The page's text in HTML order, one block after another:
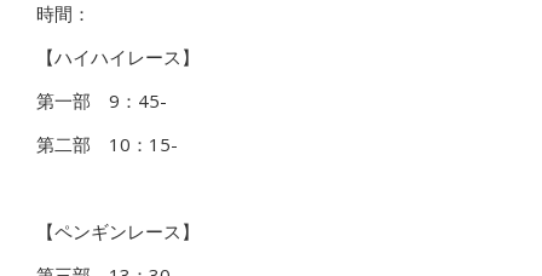
時間：
【ハイハイレース】
第一部 9：45-
第二部 10：15-
【ペンギンレース】